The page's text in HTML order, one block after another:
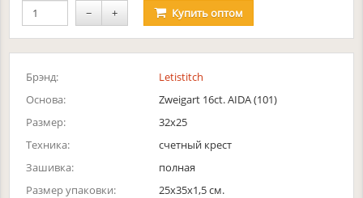
− + Купитьоптом
Брэнд:
Letistitch
Основа:
Zweigart 16ct. AIDA (101)
Размер:
32x25
Техника:
счетный крест
Зашивка:
полная
Размер упаковки:
25x35x1,5 см.